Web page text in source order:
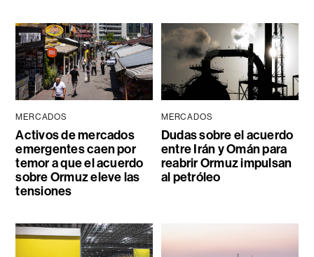
MERCADOS
Activos de mercados
emergentes caen por
temor a que el acuerdo
sobre Ormuz eleve las
tensiones
MERCADOS
Dudas sobre el acuerdo
entre Irán y Omán para
reabrir Ormuz impulsan
al petróleo